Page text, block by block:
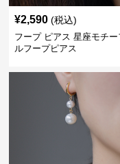
¥2,590 (税込)
フープ ピアス 星座モチー
ルフープピアス